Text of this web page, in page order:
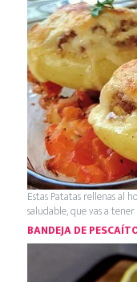
Estas Patatas rellenas al
saludable, que vas a
BANDEJA DE